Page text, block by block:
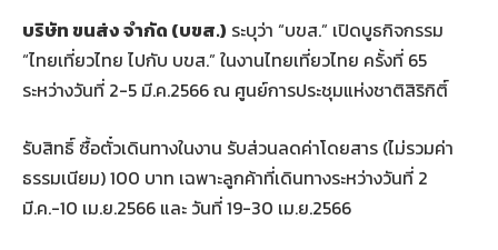
บริษัท ขนส่ง จำกัด (บขส.) ระบุว่า “บขส.” เปิดบูธกิจกรรม
“ไทยเที่ยวไทย ไปกับ บขส.” ในงานไทยเที่ยวไทย ครั้งที่ 65
ระหว่างวันที่ 2-5 มี.ค.2566 ณ ศูนย์การประชุมแห่งชาติสิริกิติ์
รับสิทธิ์ ซื้อตั๋วเดินทางในงาน รับส่วนลดค่าโดยสาร (ไม่รวมค่า
ธรรมเนียม) 100 บาท เฉพาะลูกค้าที่เดินทางระหว่างวันที่ 2
มี.ค.-10 เม.ย.2566 และ วันที่ 19-30 เม.ย.2566